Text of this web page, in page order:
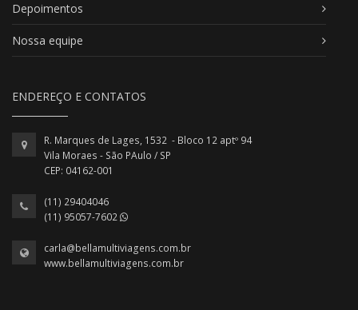
Depoimentos
Nossa equipe
ENDEREÇO E CONTATOS
R. Marques de Lages, 1532 - Bloco 12 aptº 94
Vila Moraes - São PAulo / SP
CEP: 04162-001
(11) 29404046
(11) 95057-7602
carla@bellamultiviagens.com.br
www.bellamultiviagens.com.br